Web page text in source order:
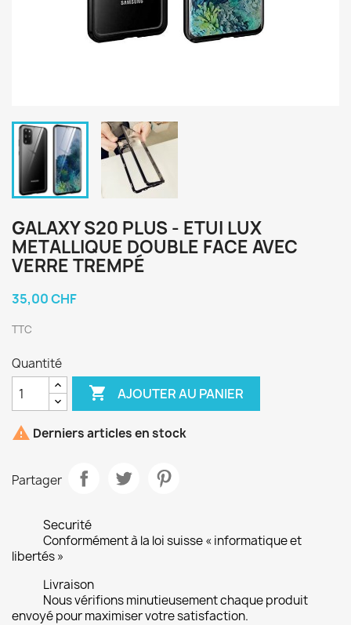
GALAXY S20 PLUS - ETUI LUX
METALLIQUE DOUBLE FACE AVEC
VERRE TREMPÉ
35,00 CHF
TTC
Quantité
 AJOUTER AU PANIER
 Derniers articles en stock
Partager
Securité
Conformément à la loi suisse « informatique et
libertés »
Livraison
Nous vérifions minutieusement chaque produit
envoyé pour maximiser votre satisfaction.